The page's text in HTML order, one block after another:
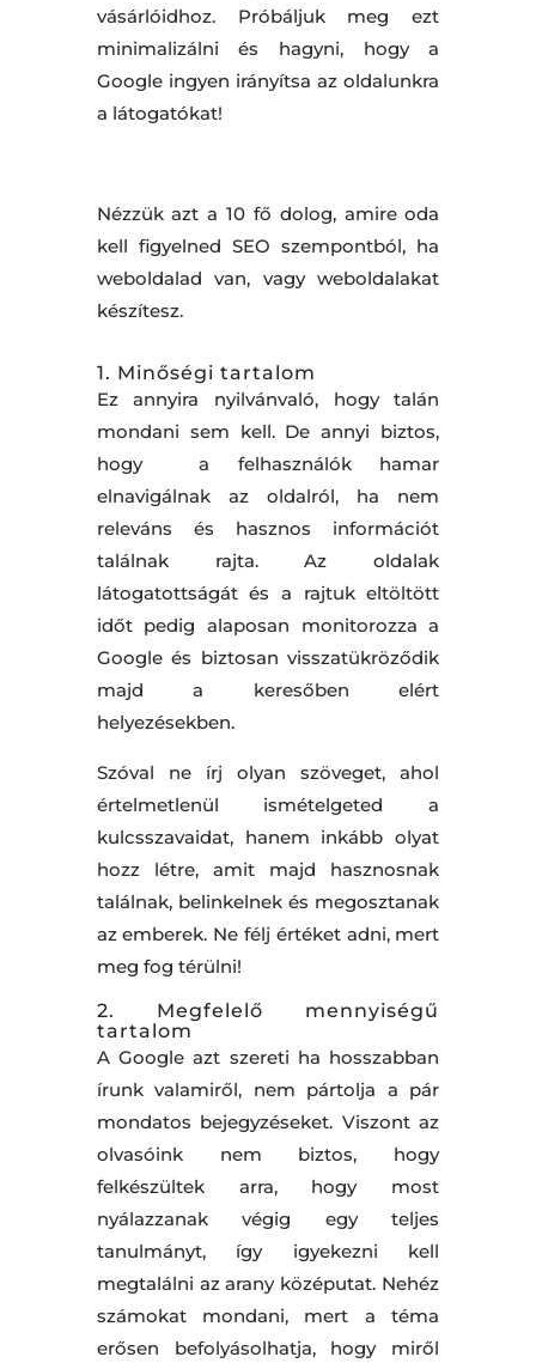
vásárlóidhoz. Próbáljuk meg ezt
minimalizálni és hagyni, hogy a
Google ingyen irányítsa az oldalunkra
a látogatókat!
Nézzük azt a 10 fő dolog, amire oda
kell figyelned SEO szempontból, ha
weboldalad van, vagy weboldalakat
készítesz.
1. Minőségi tartalom
Ez annyira nyilvánvaló, hogy talán
mondani sem kell. De annyi biztos,
hogy a felhasználók hamar
elnavigálnak az oldalról, ha nem
releváns és hasznos információt
találnak rajta. Az oldalak
látogatottságát és a rajtuk eltöltött
időt pedig alaposan monitorozza a
Google és biztosan visszatükröződik
majd a keresőben elért
helyezésekben.
Szóval ne írj olyan szöveget, ahol
értelmetlenül ismételgeted a
kulcsszavaidat, hanem inkább olyat
hozz létre, amit majd hasznosnak
találnak, belinkelnek és megosztanak
az emberek. Ne félj értéket adni, mert
meg fog térülni!
2. Megfelelő mennyiségű
tartalom
A Google azt szereti ha hosszabban
írunk valamiről, nem pártolja a pár
mondatos bejegyzéseket. Viszont az
olvasóink nem biztos, hogy
felkészültek arra, hogy most
nyálazzanak végig egy teljes
tanulmányt, így igyekezni kell
megtalálni az arany középutat. Nehéz
számokat mondani, mert a téma
erősen befolyásolhatja, hogy miről